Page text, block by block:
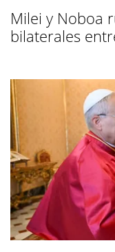
Milei y Noboa
bilaterales